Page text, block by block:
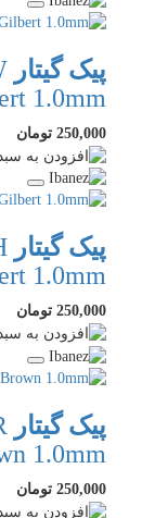
پیک گیتار 1.0mm
1.0mm
250,000 تومان
پیک گیتار 1.0mm
1.0mm
250,000 تومان
پیک گیتار 1.0mm
1.0mm
250,000 تومان